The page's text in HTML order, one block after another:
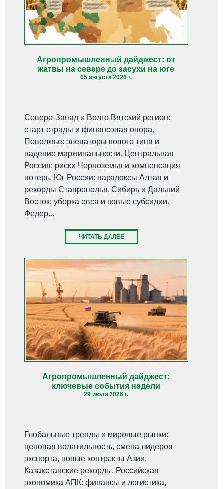
Агропромышленный дайджест: от
жатвы на севере до засухи на юге
05 августа 2026 г.
Северо-Запад и Волго-Вятский регион:
старт страды и финансовая опора.
Поволжье: элеваторы нового типа и
падение маржинальности. Центральная
Россия: риски Черноземья и компенсация
потерь. Юг России: парадоксы Алтая и
рекорды Ставрополья. Сибирь и Дальний
Восток: уборка овса и новые субсидии.
Федер...
ЧИТАТЬ ДАЛЕЕ
Агропромышленный дайджест:
ключевые события недели
29 июля 2026 г.
Глобальные тренды и мировые рынки:
ценовая волатильность, смена лидеров
экспорта, новые контракты Азии,
Казахстанские рекорды. Российская
экономика АПК: финансы и логистика,